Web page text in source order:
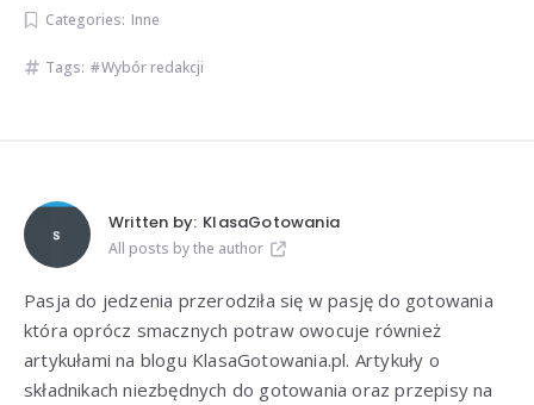
Categories: Inne
Tags: Wybór redakcji
Written by: KlasaGotowania
All posts by the author
Pasja do jedzenia przerodziła się w pasję do gotowania
która oprócz smacznych potraw owocuje również
artykułami na blogu KlasaGotowania.pl. Artykuły o
składnikach niezbędnych do gotowania oraz przepisy na